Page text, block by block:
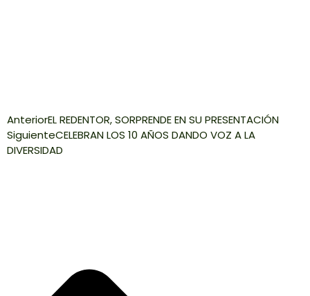
AnteriorEL REDENTOR, SORPRENDE EN SU PRESENTACIÓN
SiguienteCELEBRAN LOS 10 AÑOS DANDO VOZ A LA
DIVERSIDAD